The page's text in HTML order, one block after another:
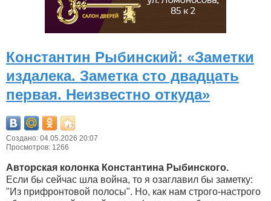
Константин Рыбинский: «Заметки
издалека. Заметка сто двадцать
первая. Неизвестно откуда»
Создано: 04.05.2026 20:07
Просмотров: 1266
Авторская колонка Константина Рыбинского.
Если бы сейчас шла война, то я озаглавил бы заметку:
"Из прифронтовой полосы". Но, как нам строго-настрого